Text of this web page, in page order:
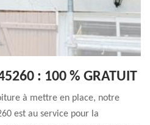
: 100 % GRATUIT
à mettre en place, notre
est au service pour la